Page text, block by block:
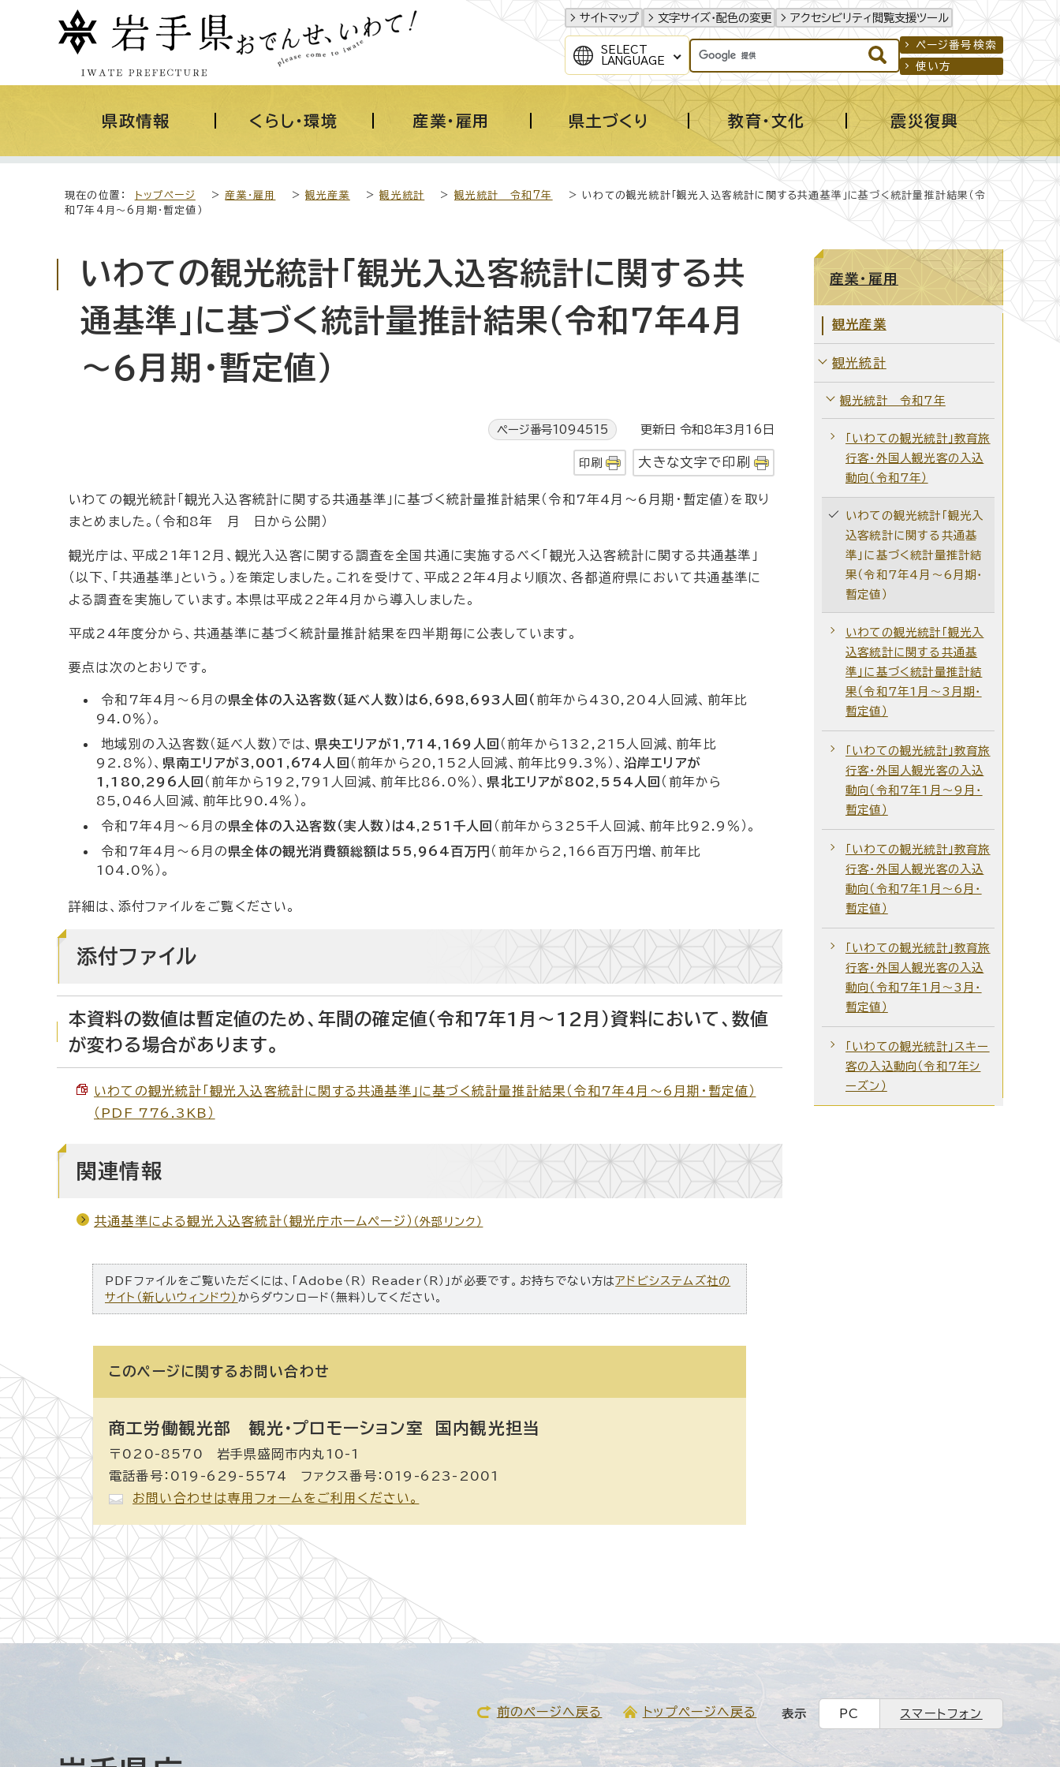
サイトマップ 文字サイズ・配色の変更 アクセシビリティ閲覧支援ツール
SELECT
LANGUAGE
ページ番号検索
使い方
県政情報 くらし・環境 産業・雇用 県土づくり 教育・文化 震災復興
現在の位置： トップページ >産業・雇用 >観光産業 >観光統計 > 観光統計 令和7年
> いわての観光統計「観光入込客統計に関する共通基準」に基づく統計量推計結果（令
和7年4月～6月期・暫定値）
いわての観光統計「観光入込客統計に関する共
通基準」に基づく統計量推計結果（令和7年4月
～6月期・暫定値）
ページ番号1094515 更新日 令和8年3月16日
印刷 大きな文字で印刷
いわての観光統計「観光入込客統計に関する共通基準」に基づく統計量推計結果（令和7年4月～6月期・暫定値）を取り
まとめました。（令和8年 月 日から公開）
観光庁は、平成21年12月、観光入込客に関する調査を全国共通に実施するべく「観光入込客統計に関する共通基準」
（以下、「共通基準」という。）を策定しました。これを受けて、平成22年4月より順次、各都道府県において共通基準に
よる調査を実施しています。本県は平成22年4月から導入しました。
平成24年度分から、共通基準に基づく統計量推計結果を四半期毎に公表しています。
要点は次のとおりです。
令和7年4月～6月の県全体の入込客数（延べ人数）は6,698,693 人回（ 前年から430,204人回減、前年比
94.0％）。
地域別の入込客数（延べ人数）では、 県央エリアが1,714,169人回 （前年から132,215人回減、前年比
92.8％）、 県南エリアが3,001,674人回 （前年から20,152人回減、前年比99.3％）、 沿岸エリアが
1,180,296人回 （前年から192,791人回減、前年比86.0％）、 県北エリアが802,554人回 （前年から
85,046人回減、前年比90.4％）。
令和7年4月～6月の県全体の入込客数（実人数）は4,251千人回 （前年から325千人回減、前年比92.9％）。
令和7年4月～6月の県全体の観光消費額総額は55,964百万円 （前年から2,166百万円増、前年比
104.0％）。
詳細は、添付ファイルをご覧ください。
添付ファイル
本資料の数値は暫定値のため、年間の確定値（令和7年1月～12月）資料において、数値
が変わる場合があります。
いわての観光統計「観光入込客統計に関する共通基準」に基づく統計量推計結果（令和7年4月～6月期・暫定値）
（PDF 776.3KB）
関連情報
共通基準による観光入込客統計（観光庁ホームページ） （外部リンク）
PDFファイルをご覧いただくには、「Adobe（R） Reader（R）」が必要です。お持ちでない方はアドビシステムズ社の
サイト（新しいウィンドウ） からダウンロード（無料）してください。
このページに関する お問い合わせ
商工労働観光部 観光・プロモーション室 国内観光担当
〒020-8570 岩手県盛岡市内丸10-1
電話番号：019-629-5574 ファクス番号：019-623-2001
お問い合わせは専用フォームをご利用ください。
産業・雇用
観光産業
観光統計
観光統計 令和7年
「いわての観光統計」教育旅
行客・外国人観光客の入込
動向（令和7年）
いわての観光統計「観光入
込客統計に関する共通基
準」に基づく統計量推計結
果（令和7年4月～6月期・
暫定値）
いわての観光統計「観光入
込客統計に関する共通基
準」に基づく統計量推計結
果（令和7年1月～3月期・
暫定値）
「いわての観光統計」教育旅
行客・外国人観光客の入込
動向（令和7年1月～9月・
暫定値）
「いわての観光統計」教育旅
行客・外国人観光客の入込
動向（令和7年1月～6月・
暫定値）
「いわての観光統計」教育旅
行客・外国人観光客の入込
動向（令和7年1月～3月・
暫定値）
「いわての観光統計」スキー
客の入込動向（令和7年シ
ーズン）
前のページへ戻る トップページへ戻る 表示 PC スマートフォン